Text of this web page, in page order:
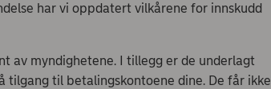
har vi oppdatert vilkårene for innskudd
av myndighetene. I tillegg er de underlagt
tilgang til betalingskontoene dine. De får ikke